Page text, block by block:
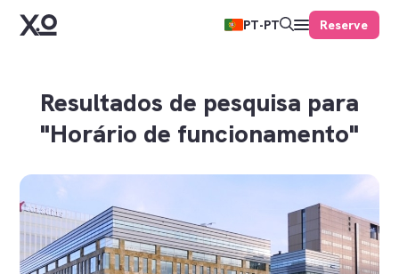
PT-PT Reserve
Resultados de pesquisa para
"Horário de funcionamento"